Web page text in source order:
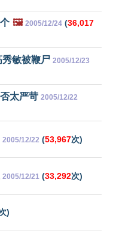
🖼️ 2005/12/24 (36,017
敏被鞭尸 2005/12/23
太严苛 2005/12/22
2005/12/22 (53,967次)
2005/12/21 (33,292次)
)